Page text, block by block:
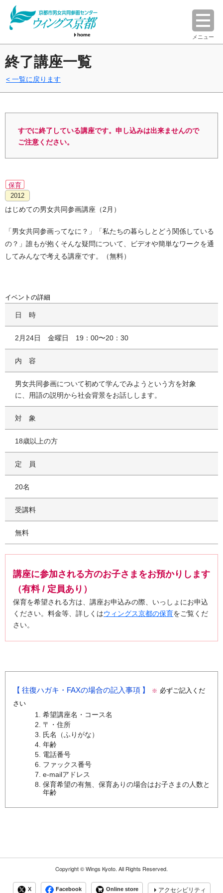
home メニュー
終了講座一覧
一覧に戻ります
すでに終了している講座です。申し込みは出来ませんので
ご注意ください。
保育
2012
はじめての男女共同参画講座（2月）
「男女共同参画ってなに？」「私たちの暮らしとどう関係している
の？」誰もが抱くそんな疑問について、ビデオや簡単なワークを通
してみんなで考える講座です。（無料）
イベントの詳細
日時
2月24日 金曜日 19：00〜20：30
内容
男女共同参画について初めて学んでみようという方を対象
に、用語の説明から社会背景をお話しします。
対象
18歳以上の方
定員
20名
受講料
無料
講座に参加される方のお子さまをお預かりします
（有料 / 定員あり）
保育を希望される方は、講座お申込みの際、いっしょにお申込
ください。料金等、詳しくはウィングス京都の保育をご覧くだ
さい。
往復ハガキ・FAXの場合の記入事項 ※ 必ずご記入くだ
さい
希望講座名・コース名
〒・住所
氏名（ふりがな）
年齢
電話番号
ファックス番号
e-mailアドレス
保育希望の有無、保育ありの場合はお子さまの人数と
年齢
Copyright ©Wings Kyoto. All Rights Reserved.
X Facebook Online store アクセシビリティ